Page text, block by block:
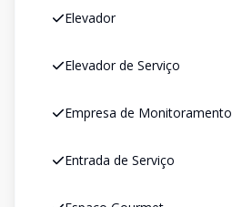
Elevador
Elevador de Serviço
Empresa de Monitoramento
Entrada de Serviço